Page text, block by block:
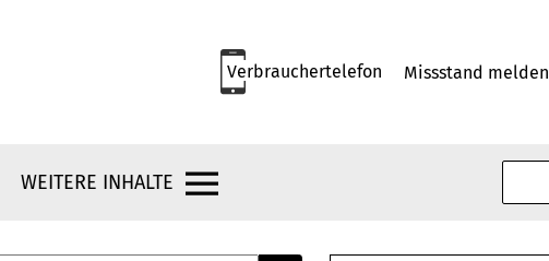
Verbrauchertelefon Missstand melden
WEITERE INHALTE